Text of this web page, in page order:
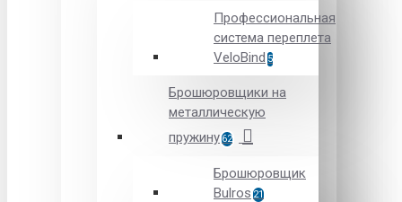
Профессиональная
система переплета
VeloBind 5
Брошюровщики на
металлическую
пружину62
Брошюровщик
Bulros 21